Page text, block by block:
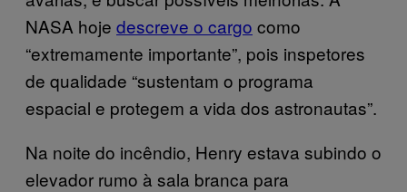
NASA hoje descreve o cargo como
“extremamente importante”, pois inspetores
de qualidade “sustentam o programa
espacial e protegem a vida dos astronautas”.
Na noite do incêndio, Henry estava subindo o
elevador rumo à sala branca para